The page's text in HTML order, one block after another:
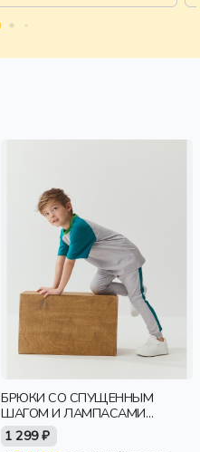
БРЮКИ СО СПУЩЕННЫМ
ШАГОМ И ЛАМПАСАМИ
"ПЕПЕЛ"
1 299 ₽